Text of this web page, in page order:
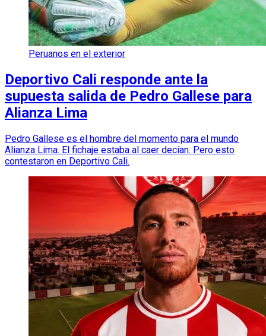
Peruanos en el exterior
Deportivo Cali responde ante la
supuesta salida de Pedro Gallese para
Alianza Lima
Pedro Gallese es el hombre del momento para el mundo
Alianza Lima. El fichaje estaba al caer decían. Pero esto
contestaron en Deportivo Cali.